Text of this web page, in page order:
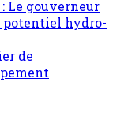
Le gouverneur
potentiel hydro-
de